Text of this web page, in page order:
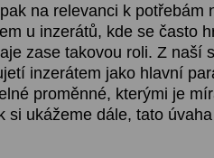
na relevanci k potřebám
u inzerátů, kde se často
zase takovou roli. Z naší
inzerátem jako hlavní
proměnné, kterými je
si ukážeme dále, tato